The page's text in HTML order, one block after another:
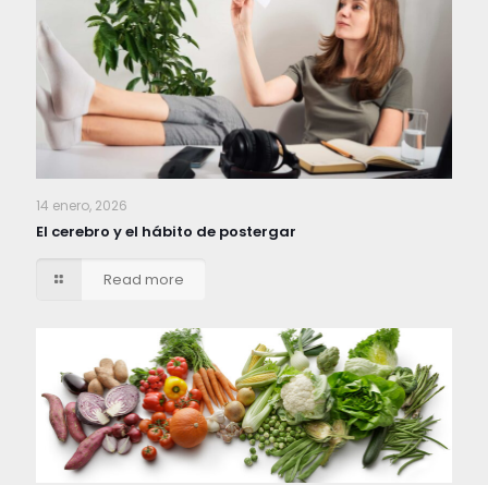
14 enero, 2026
El cerebro y el hábito de postergar
Read more